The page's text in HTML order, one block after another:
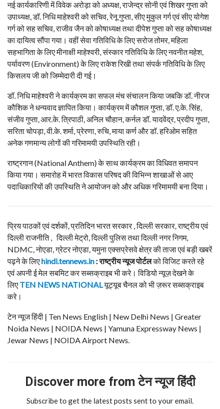
नई कार्यकारिणी में विवेक अरोड़ा को अध्यक्ष, राजेन्द्र सोनी एवं शिखर गुप्ता को
उपाध्यक्ष, डॉ. निधि माहेश्वरी को सचिव, रेनू गुप्ता, सीए मुकुल गर्ग एवं सीए योगेश
गर्ग को सह सचिव, राजीव जैन को कोषाध्यक्ष तथा दीपेश गुप्ता को सह कोषाध्यक्ष
का दायित्व सौंपा गया। वहीं सेवा गतिविधि के लिए सरोज तोमर, महिला
सहभागिता के लिए मीनाक्षी माहेश्वरी, संस्कार गतिविधि के लिए नवनीत महेश,
पर्यावरण (Environment) के लिए राकेश रिखी तथा संपर्क गतिविधि के लिए
किसलय जी को जिम्मेदारी दी गई।
डॉ. निधि माहेश्वरी ने कार्यक्रम का सफल मंच संचालन किया जबकि डॉ. नीरज
कौशिक ने धन्यवाद ज्ञापित किया। कार्यक्रम में कौशल गुप्ता, डॉ. ए.के. सिंह,
संजीव गुप्ता, आर.के. त्रिपाठी, अनिल चौहान, कर्नल डॉ. यादवेंद्र, प्रदीप गुप्ता,
सरिता चोपड़ा, वी.के. शर्मा, प्रेरणा, रुचि, माया कर्ण और डॉ. हरिओम सहित
अनेक गणमान्य लोगों की गरिमामयी उपस्थिति रही।
राष्ट्रगान (National Anthem) के साथ कार्यक्रम का विधिवत समापन
किया गया। समारोह में भारत विकास परिषद की विभिन्न शाखाओं से आए
पदाधिकारियों की उपस्थिति ने आयोजन को और अधिक गरिमामयी बना दिया।
प्रिय पाठकों एवं दर्शकों, प्रतिदिन भारत सरकार , दिल्ली सरकार, राष्ट्रीय एवं
दिल्ली राजनीति , दिल्ली मेट्रो, दिल्ली पुलिस तथा दिल्ली नगर निगम,
NDMC, नोएडा, ग्रेटर नोएडा, यमुना एक्सप्रेसवे क्षेत्र की ताजा एवं बड़ी खबरें
पढ़ने के लिएhindi.tennews.in : राष्ट्रीय न्यूज पोर्टलको विजिट करते रहे
एवं अपनी ई मेल सबमिट कर सब्सक्राइब भी करे। विडियो न्यूज़ देखने के
लिए TEN NEWS NATIONALयूट्यूब चैनल को भी ज़रूर सब्सक्राइब
करे।
टेन न्यूज हिंदी | Ten News English | New Delhi News | Greater
Noida News | NOIDA News | Yamuna Expressway News |
Jewar News | NOIDA Airport News.
Discover more from टेन न्यूज हिंदी
Subscribe to get the latest posts sent to your email.